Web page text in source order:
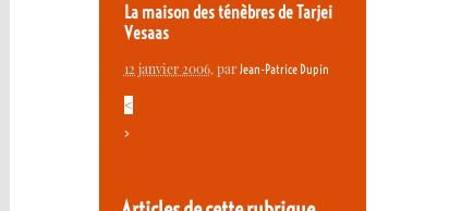
La maison des ténèbres de Tarjei
Vesaas
12 janvier 2006, par Jean-Patrice Dupin
<
>